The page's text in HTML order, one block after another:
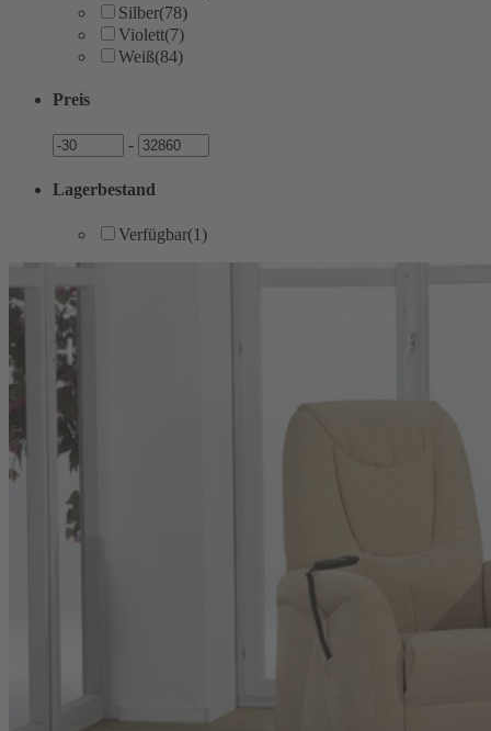
Silber(78)
Violett(7)
Weiß(84)
Preis
Preis - Preis
Lagerbestand
Verfügbar(1)